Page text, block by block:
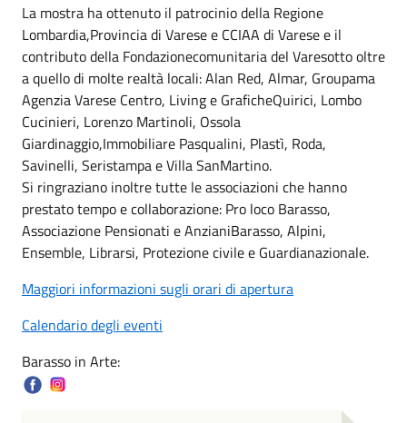
La mostra ha ottenuto il patrocinio della Regione
Lombardia,Provincia di Varese e CCIAA di Varese e il
contributo della Fondazionecomunitaria del Varesotto oltre
a quello di molte realtà locali: Alan Red, Almar, Groupama
Agenzia Varese Centro, Living e GraficheQuirici, Lombo
Cucinieri, Lorenzo Martinoli, Ossola
Giardinaggio,Immobiliare Pasqualini, Plastì, Roda,
Savinelli, Seristampa e Villa SanMartino.
Si ringraziano inoltre tutte le associazioni che hanno
prestato tempo e collaborazione: Pro loco Barasso,
Associazione Pensionati e AnzianiBarasso, Alpini,
Ensemble, Librarsi, Protezione civile e Guardianazionale.
Maggiori informazioni sugli orari di apertura
Calendario degli eventi
Barasso in Arte: